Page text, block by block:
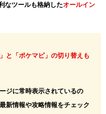
なツールも格納したオールイン
と「ポケマピ」の切り替えも
ジに常時表示されているの
新情報や攻略情報をチェック